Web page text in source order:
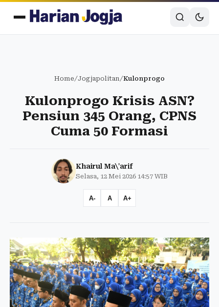
Home/Jogjapolitan/Kulonprogo
Kulonprogo Krisis ASN?
Pensiun 345 Orang, CPNS
Cuma 50 Formasi
Khairul Ma\'arif
Selasa, 12 Mei 2026 14:57 WIB
A- A A+